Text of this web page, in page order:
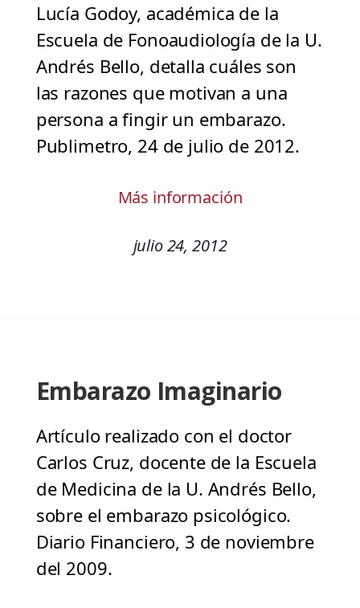
Lucía Godoy, académica de la
Escuela de Fonoaudiología de la U.
Andrés Bello, detalla cuáles son
las razones que motivan a una
persona a fingir un embarazo.
Publimetro, 24 de julio de 2012.
Más información
julio 24, 2012
Embarazo Imaginario
Artículo realizado con el doctor
Carlos Cruz, docente de la Escuela
de Medicina de la U. Andrés Bello,
sobre el embarazo psicológico.
Diario Financiero, 3 de noviembre
del 2009.